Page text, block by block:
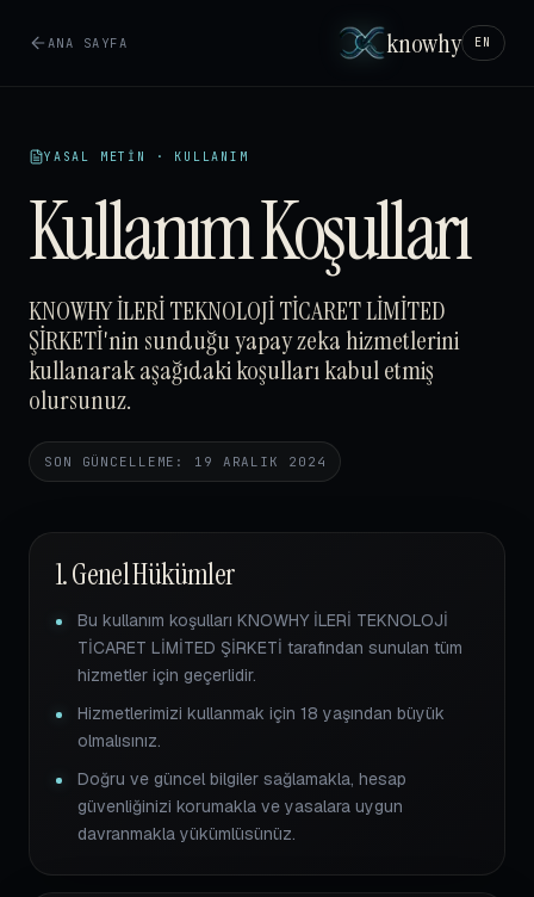
ANA SAYFA knowhy EN
YASAL METIN · KULLANIM
Kullanım Koşulları
KNOWHY İLERİ TEKNOLOJİ TİCARET LİMİTED
ŞİRKETİ'nin sunduğu yapay zeka hizmetlerini
kullanarak aşağıdaki koşulları kabul etmiş
olursunuz.
SON GÜNCELLEME: 19 ARALIK 2024
1. Genel Hükümler
Bu kullanım koşulları KNOWHY İLERİ TEKNOLOJİ
TİCARET LİMİTED ŞİRKETİ tarafından sunulan tüm
hizmetler için geçerlidir.
Hizmetlerimizi kullanmak için 18 yaşından büyük
olmalısınız.
Doğru ve güncel bilgiler sağlamakla, hesap
güvenliğinizi korumakla ve yasalara uygun
davranmakla yükümlüsünüz.